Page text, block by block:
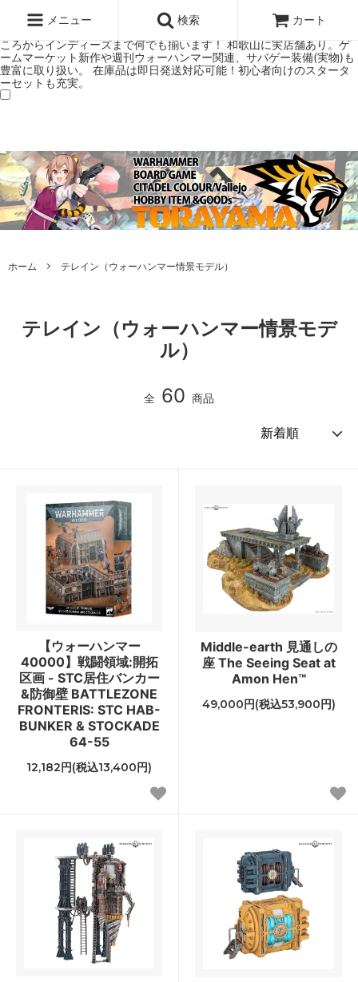
ミアムショップTORAYAMA。通販・オンラインショップです！ ウォー
ハンマーとボードゲームのことなら当店へ！ボードゲームもメジャーど
ころからインディーズまで何でも揃います！ 和歌山に実店舗あり。ゲ
ームマーケット新作や週刊ウォーハンマー関連、サバゲー装備(実物)も
豊富に取り扱い。 在庫品は即日発送対応可能！初心者向けのスタータ
ーセットも充実。
メニュー 検索 カート
ホーム テレイン（ウォーハンマー情景モデル）
テレイン（ウォーハンマー情景モデ
ル）
全 60 商品
【ウォーハンマー
40000】戦闘領域:開拓
区画 - STC居住バンカー
&防御壁 BATTLEZONE
FRONTERIS: STC HAB-
BUNKER & STOCKADE
64-55
12,182円(税込13,400円)
Middle-earth 見通しの
座 The Seeing Seat at
Amon Hen™
49,000円(税込53,900円)